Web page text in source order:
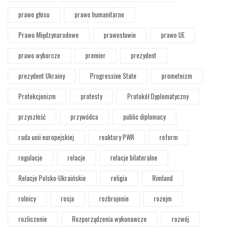
prawo głosu
prawo humanitarne
Prawo Międzynarodowe
prawosławie
prawo UE
prawo wyborcze
premier
prezydent
prezydent Ukrainy
Progressive State
prometeizm
Protekcjonizm
protesty
Protokół Dyplomatyczny
przyszłość
przywódca
public diplomacy
rada unii europejskiej
reaktory PWR
reform
regulacje
relacje
relacje bilateralne
Relacje Polsko-Ukraińskie
religia
Rimland
rolnicy
rosja rozbrojenie
rozejm
rozliczenie
Rozporządzenia wykonawcze
rozwój